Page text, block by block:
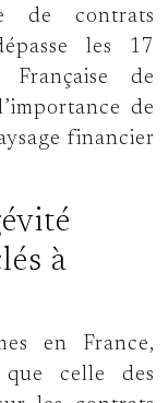
de contrats
les 17
Française de
de
financier
à
en France,
que celle des